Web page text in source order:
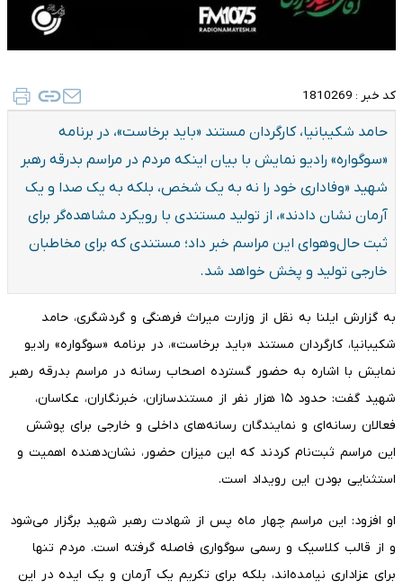
کد خبر : 1810269
حامد شکیبانیا، کارگردان مستند «باید برخاست»، در برنامه
«سوگواره» رادیو نمایش با بیان اینکه مردم در مراسم بدرقه رهبر
شهید «وفاداری خود را نه به یک شخص، بلکه به یک صدا و یک
آرمان نشان دادند»، از تولید مستندی با رویکرد مشاهده‌گر برای
ثبت حال‌وهوای این مراسم خبر داد؛ مستندی که برای مخاطبان
خارجی تولید و پخش خواهد شد.
به‌ گزارش ایلنا به نقل از وزارت میراث فرهنگی و گردشگری، حامد
شکیبانیا، کارگردان مستند «باید برخاست»، در برنامه «سوگواره» رادیو
نمایش با اشاره به حضور گسترده اصحاب رسانه در مراسم بدرقه رهبر
شهید گفت: حدود ۱۵ هزار نفر از مستندسازان، خبرنگاران، عکاسان،
فعالان رسانه‌ای و نمایندگان رسانه‌های داخلی و خارجی برای پوشش
این مراسم ثبت‌نام کردند که این میزان حضور، نشان‌دهنده اهمیت و
استثنایی بودن این رویداد است.
او افزود: این مراسم چهار ماه پس از شهادت رهبر شهید برگزار می‌شود
و از قالب کلاسیک و رسمی سوگواری فاصله گرفته است. مردم تنها
برای عزاداری نیامده‌اند، بلکه برای تکریم یک آرمان و یک ایده در این